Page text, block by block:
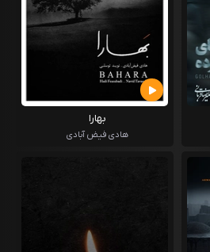
بهارا
هادی فیض آبادی